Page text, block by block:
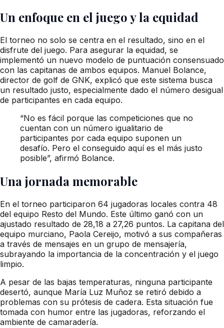
Un enfoque en el juego y la equidad
El torneo no solo se centra en el resultado, sino en el
disfrute del juego. Para asegurar la equidad, se
implementó un nuevo modelo de puntuación consensuado
con las capitanas de ambos equipos. Manuel Bolance,
director de golf de GNK, explicó que este sistema busca
un resultado justo, especialmente dado el número desigual
de participantes en cada equipo.
“No es fácil porque las competiciones que no
cuentan con un número igualitario de
participantes por cada equipo suponen un
desafío. Pero el conseguido aquí es el más justo
posible”, afirmó Bolance.
Una jornada memorable
En el torneo participaron 64 jugadoras locales contra 48
del equipo Resto del Mundo. Este último ganó con un
ajustado resultado de 28,18 a 27,26 puntos. La capitana del
equipo murciano, Paola Cereijo, motivó a sus compañeras
a través de mensajes en un grupo de mensajería,
subrayando la importancia de la concentración y el juego
limpio.
A pesar de las bajas temperaturas, ninguna participante
desertó, aunque María Luz Muñoz se retiró debido a
problemas con su prótesis de cadera. Esta situación fue
tomada con humor entre las jugadoras, reforzando el
ambiente de camaradería.